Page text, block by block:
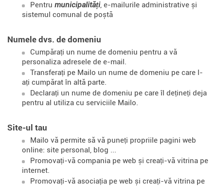
Pentru municipalități, e-mailurile administrative și
sistemul comunal de poștă
Numele dvs. de domeniu
Cumpărați un nume de domeniu pentru a vă
personaliza adresele de e-mail.
Transferați pe Mailo un nume de domeniu pe care l-
ați cumpărat în altă parte.
Declarați un nume de domeniu pe care îl dețineți deja
pentru al utiliza cu serviciile Mailo.
Site-ul tau
Mailo vă permite să vă puneți propriile pagini web
online: site personal, blog ...
Promovați-vă compania pe web și creați-vă vitrina pe
internet.
Promovați-vă asociația pe web și creați-vă vitrina pe